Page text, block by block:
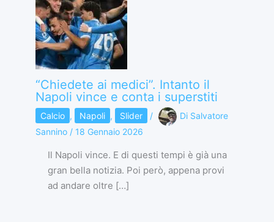
“Chiedete ai medici”. Intanto il
Napoli vince e conta i superstiti
Calcio , Napoli , Slider / Di Salvatore
Sannino / 18 Gennaio 2026
Il Napoli vince. E di questi tempi è già una
gran bella notizia. Poi però, appena provi
ad andare oltre […]